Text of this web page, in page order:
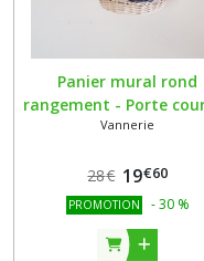
Panier mural rond
rangement - Porte
- en rotin écru et bleu
Vannerie
28€ 19€60
PROMOTION -30 %